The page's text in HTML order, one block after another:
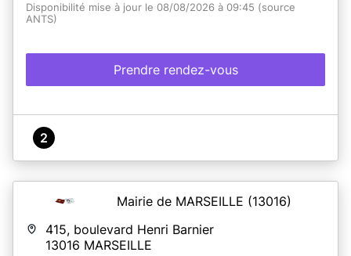
Disponibilité mise à jour le 08/08/2026 à 09:45 (source
ANTS)
Prendre rendez-vous
2
Mairie de MARSEILLE (13016)
415, boulevard Henri Barnier
13016 MARSEILLE